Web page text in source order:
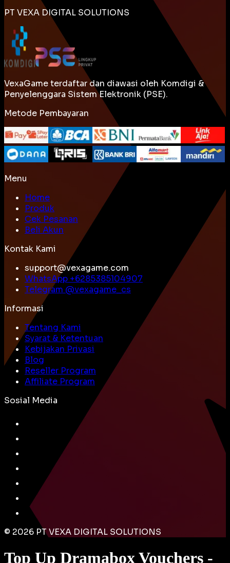
PT VEXA DIGITAL SOLUTIONS
VexaGame terdaftar dan diawasi oleh Komdigi &
Penyelenggara Sistem Elektronik (PSE).
Metode Pembayaran
Menu
Home
Produk
Cek Pesanan
Beli Akun
Kontak Kami
support@vexagame.com
WhatsApp +6285385104907
Telegram @vexagame_cs
Informasi
Tentang Kami
Syarat & Ketentuan
Kebijakan Privasi
Blog
Reseller Program
Affiliate Program
Sosial Media
© 2026 PT VEXA DIGITAL SOLUTIONS
Top Up Dramabox Vouchers -